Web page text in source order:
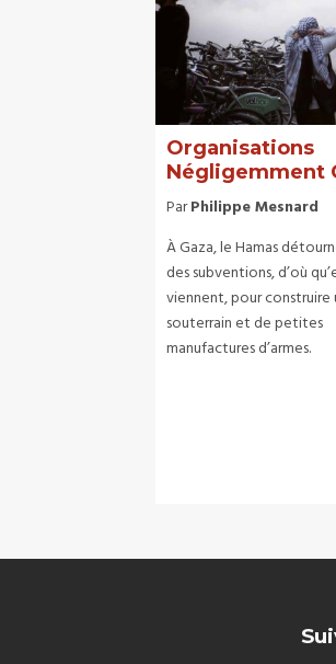
Organisations
Négligemment
ParPhilippe Mesnard
À Gaza, le Hamas
des subventions, d’où
viennent, pour construire
souterrain et de petites
manufactures d’armes.